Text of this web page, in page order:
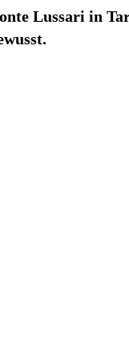
Lussari in